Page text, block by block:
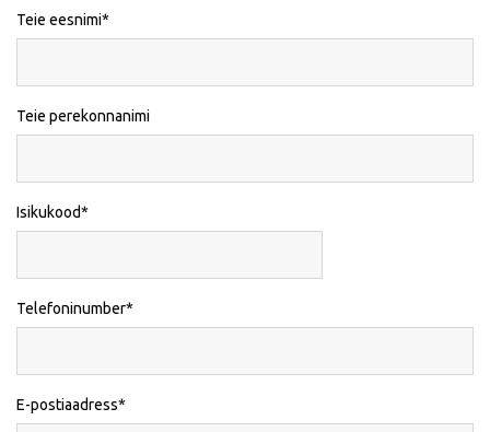
Teie eesnimi
Teie perekonnanimi
Isikukood
Telefoninumber
E-postiaadress